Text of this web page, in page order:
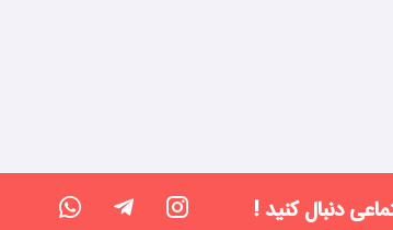
دنبال کنید !